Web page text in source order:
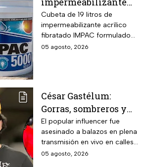
fibratado IMPAC de 19
litros y secado rápido
de 4-6 horas con hasta
13 MSI
Cubeta de 19 litros de
impermeabilizante acrílico
fibratado IMPAC formulado
con base agua, resinas
lámina galvanizada,
fibrocemento y ladrillos,
además de fórmula libre de
asbesto y no inflamable.
05 agosto, 2026
César Gastélum:
Gorras, sombreros y
las letras MZ, las
pistas que investigan
tras el asesinato del
influencer
El popular influencer fue
asesinado a balazos en plena
transmisión en vivo en calles
de Culiacán, Sinaloa.
05 agosto, 2026